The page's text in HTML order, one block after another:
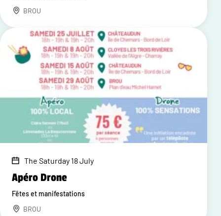
BROU
The Saturday 18 July
Apéro Drone
Fêtes et manifestations
BROU